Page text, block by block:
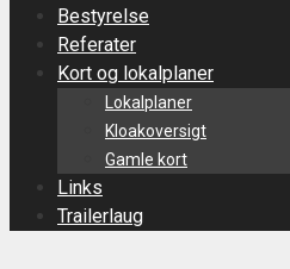
Bestyrelse
Referater
Kort og lokalplaner
Lokalplaner
Kloakoversigt
Gamle kort
Links
Trailerlaug